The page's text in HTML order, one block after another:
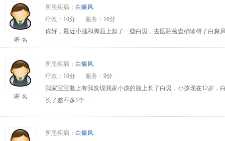
匿 名
所患疾病： 白癜风
疗效： 10分 服务： 10分
你好，最近小腿和脚面上起了一些白斑，去医院检查确诊得了白
匿 名
所患疾病： 白癜风
疗效： 10分 服务： 9分
我家宝宝脸上有我发现我家小孩的脸上长了白斑，小孩现在12岁
长了差不多1个...
所患疾病： 白癜风